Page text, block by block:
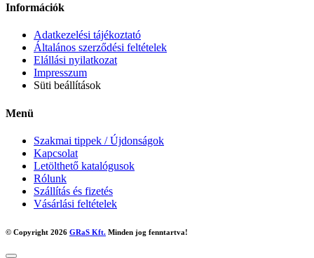
Információk
Adatkezelési tájékoztató
Általános szerződési feltételek
Elállási nyilatkozat
Impresszum
Süti beállítások
Menü
Szakmai tippek / Újdonságok
Kapcsolat
Letölthető katalógusok
Rólunk
Szállítás és fizetés
Vásárlási feltételek
© Copyright 2026 GRaS Kft. Minden jog fenntartva!